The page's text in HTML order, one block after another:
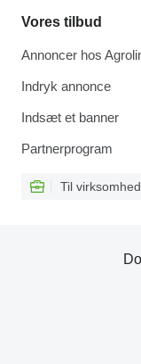
Vores tilbud
Annoncer hos
Indryk annonce
Indsæt et banner
Partnerprogram
Til